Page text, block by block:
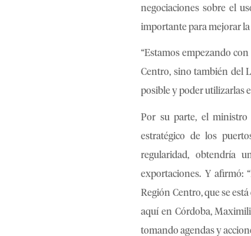
negociaciones sobre el
importante para mejorar
“Estamos empezando
Centro, sino también del
posible y poder utilizarlas
Por su parte, el ministro
estratégico de los
regularidad, obtendría
exportaciones. Y afirmó:
Región Centro, que se
aquí en Córdoba,
tomando agendas y